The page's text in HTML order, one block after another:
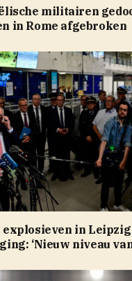
militairen
in Rome afgebroken
explosieven in
‘Nieuw niveau